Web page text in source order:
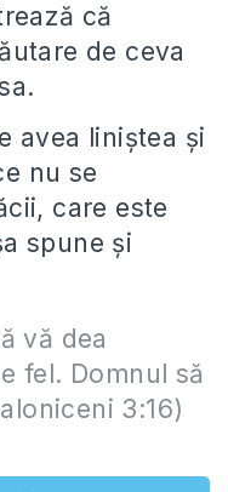
că
de ceva
avea liniştea şi
nu se
care este
spune şi
vă dea
fel. Domnul să
3:16)